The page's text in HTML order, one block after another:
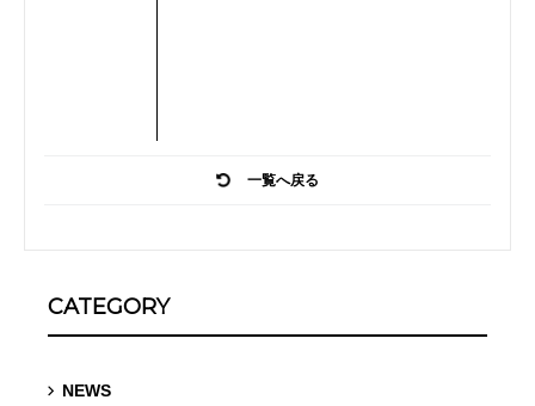
一覧へ戻る
CATEGORY
NEWS